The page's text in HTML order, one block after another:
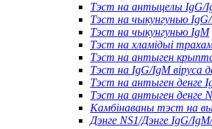
Тэст на антыцелы IgG/
Тэст на чыкунгунью
Тэст на чыкунгунью IgM
Тэст на хламідыі
Тэст на антыген
Тэст на IgG/IgM віруса
Тэст на антыген денге
Тэст на антыген денге
Камбінаваны тэст на
Дэнге NS1/Дэнге IgG/